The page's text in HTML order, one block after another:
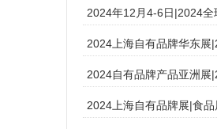
2024年12月4-6日|2024
2024上海自有品牌华东展
2024自有品牌产品亚洲展
2024上海自有品牌展|食